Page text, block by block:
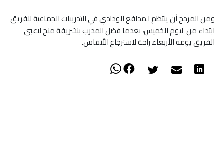
​ومن المرجح أن ينتظم المدافع الودادي في التدريبات الجماعية للفريق
ابتداء من اليوم الخميس، بعدما فضل المدرب بنشريفة منح لاعبي
الفريق يومه الأربعاء راحة لاسترجاع الأنفاس.